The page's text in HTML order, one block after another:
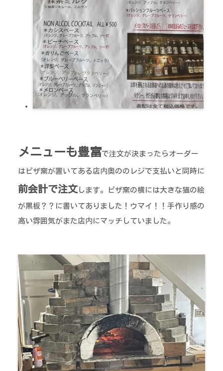
メニューも豊富で注文が決まったらオーダー
はピザ窯が置いてある店内奥ののレジで支払いと同時に
前会計で注文 します。ピザ窯の横には大きな猫の絵
が黒板？？に書いてありました！ウマイ！！手作り感の
高い雰囲気がまた店内にマッチしていました。